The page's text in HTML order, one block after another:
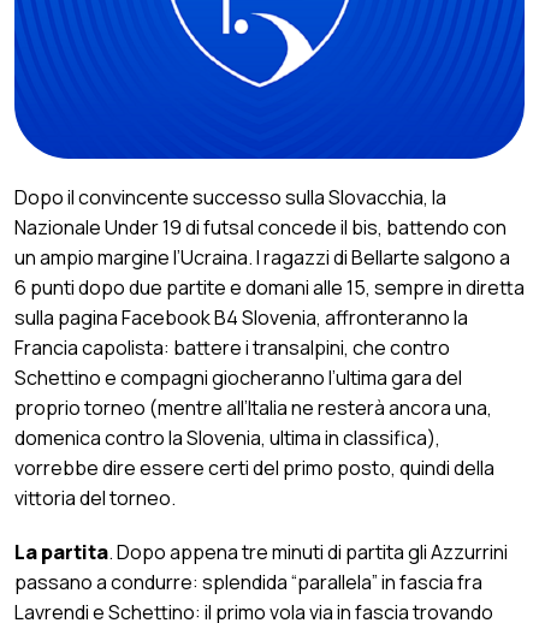
Dopo il convincente successo sulla Slovacchia, la
Nazionale Under 19 di futsal concede il bis, battendo con
un ampio margine l’Ucraina. I ragazzi di Bellarte salgono a
6 punti dopo due partite e domani alle 15, sempre in diretta
sulla pagina Facebook B4 Slovenia, affronteranno la
Francia capolista: battere i transalpini, che contro
Schettino e compagni giocheranno l’ultima gara del
proprio torneo (mentre all’Italia ne resterà ancora una,
domenica contro la Slovenia, ultima in classifica),
vorrebbe dire essere certi del primo posto, quindi della
vittoria del torneo.
La partita. Dopo appena tre minuti di partita gli Azzurrini
passano a condurre: splendida “parallela” in fascia fra
Lavrendi e Schettino: il primo vola via in fascia trovando